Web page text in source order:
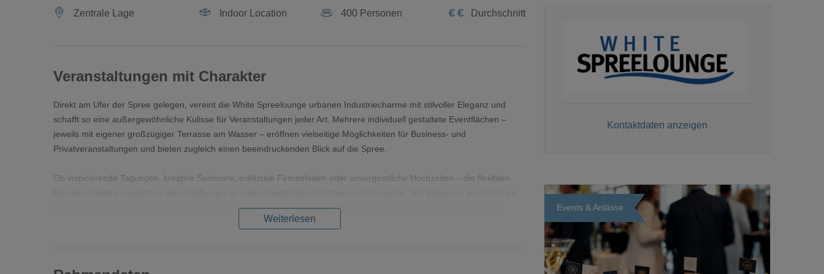
Zentrale Lage Indoor Location 400 Personen € € Durchschnitt
Veranstaltungen mit Charakter
Direkt am Ufer der Spree gelegen, vereint die White Spreelounge urbanen Industriecharme mit stilvoller Eleganz und
schafft so eine außergewöhnliche Kulisse für Veranstaltungen jeder Art. Mehrere individuell gestaltete Eventflächen –
jeweils mit eigener großzügiger Terrasse am Wasser – eröffnen vielseitige Möglichkeiten für Business- und
Privatveranstaltungen und bieten zugleich einen beeindruckenden Blick auf die Spree.
Ob inspirierende Tagungen, kreative Seminare, exklusive Firmenfeiern oder unvergessliche Hochzeiten – die flexiblen
Settings bis hin zu großen Events mit mehreren hundert Gästen lässt sich jede Veranstaltung passgenau realisieren.
Weiterlesen
Kontaktdaten anzeigen
Events & Anlässe
Loading...